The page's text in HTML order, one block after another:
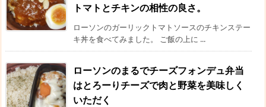
トマトとチキンの相性の良さ。
ローソンのガーリックトマトソースのチキンステー
キ丼を食べてみました。 ご飯の上に ...
ローソンのまるでチーズフォンデュ弁当
はとろーりチーズで肉と野菜を美味しく
いただく